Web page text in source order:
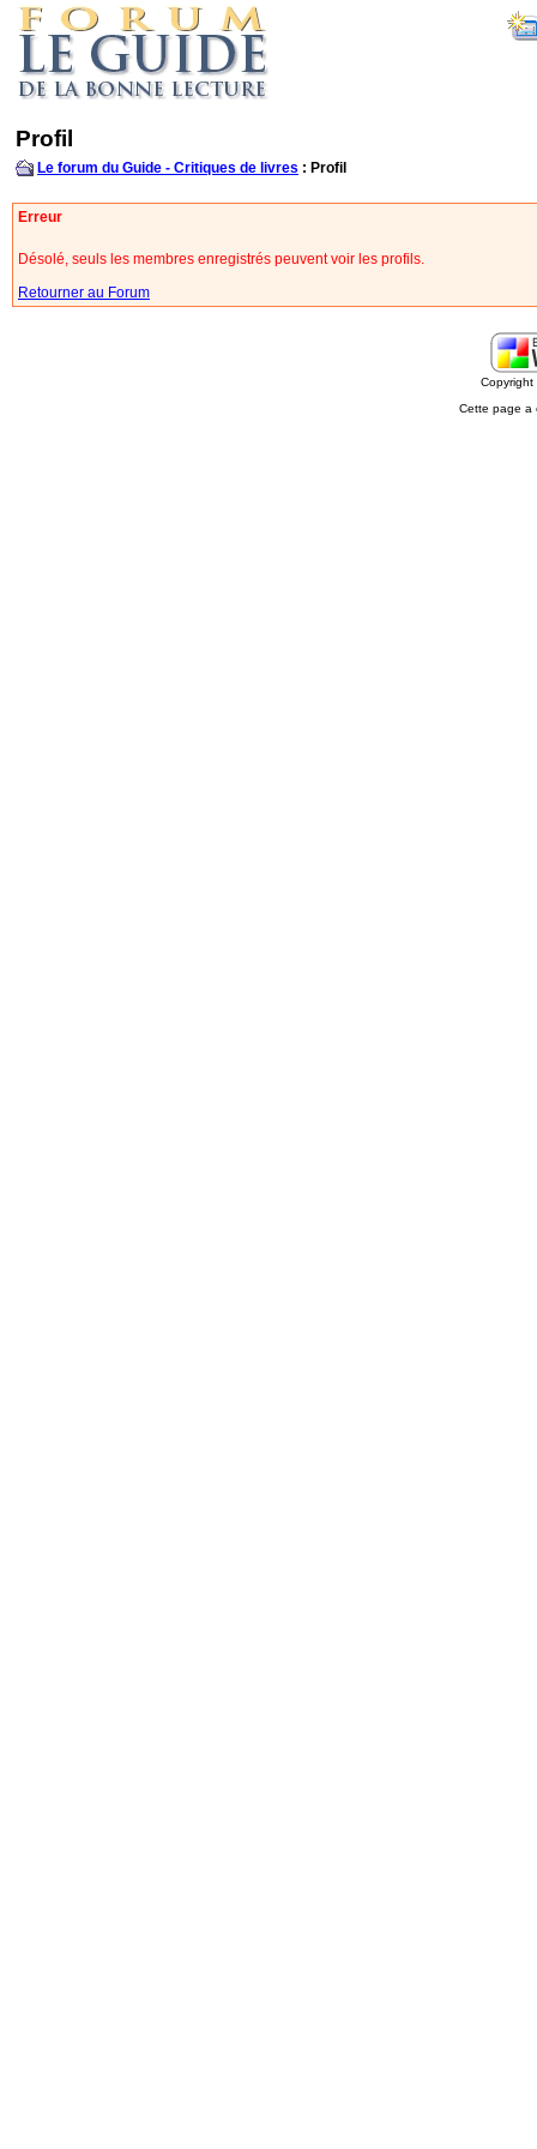
Profil
Le forum du Guide - Critiques de livres : Profil
Erreur
Désolé, seuls les membres enregistrés peuvent voir les profils.
Retourner au Forum
Cette page a